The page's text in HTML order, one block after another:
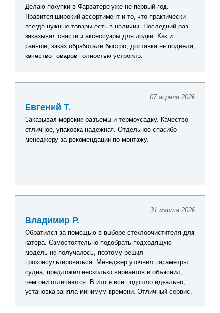
Делаю покупки в Фарватере уже не первый год.
Нравится широкий ассортимент и то, что практически
всегда нужные товары есть в наличии. Последний раз
заказывал снасти и аксессуары для лодки. Как и
раньше, заказ обработали быстро, доставка не подвела,
качество товаров полностью устроило.
07 апреля 2026
Евгений Т.
Заказывал морские разъемы и термоусадку. Качество
отличное, упаковка надежная. Отдельное спасибо
менеджеру за рекомендации по монтажу.
31 марта 2026
Владимир Р.
Обратился за помощью в выборе стеклоочистителя для
катера. Самостоятельно подобрать подходящую
модель не получалось, поэтому решил
проконсультироваться. Менеджер уточнил параметры
судна, предложил несколько вариантов и объяснил,
чем они отличаются. В итоге все подошло идеально,
установка заняла минимум времени. Отличный сервис.